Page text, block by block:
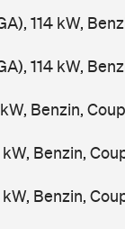
114 kW,
114 kW,
Benzin,
kW, Benzin,
kW, Benzin,